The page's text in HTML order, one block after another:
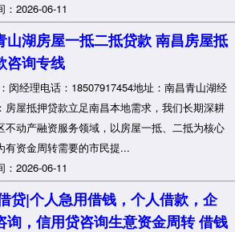
：2026-06-11
山湖房屋一抵二抵贷款 南昌房屋抵
咨询专线
闵经理电话：18507917454地址：南昌青山湖经
房屋抵押贷款立足南昌本地需求，我们长期深耕
不动产融资服务领域，以房屋一抵、二抵为核心
有资金周转需要的市民提...
：2026-06-11
贷|个人急用借钱，个人借款，企
询，信用贷咨询生意资金周转 借钱